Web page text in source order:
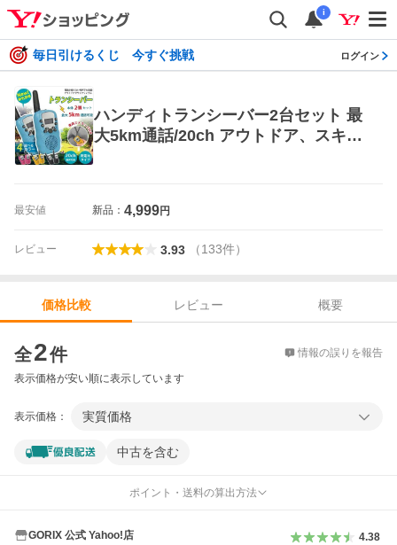
i
毎日引けるくじ 今すぐ挑戦 ログイン
ハンディトランシーバー2台セット 最
大5km通話/20ch アウトドア、スキ
最安値 新品： 4,999円
レビュー 3.93 （133件）
価格比較 レビュー
概要
全2件 情報の誤りを報告
表示価格が安い順に表示しています
表示価格： 実質価格
中古を含む
ポイント・送料の算出方法
GORIX 公式 Yahoo!店 4.38